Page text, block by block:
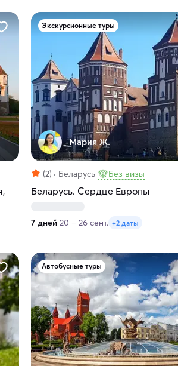
Экскурсионные туры
Мария Ж.
(2) Беларусь Без визы
Беларусь. Сердце Европы
7 дней 20 – 26 сент. +2 даты
Автобусные туры